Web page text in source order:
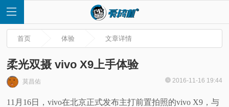
首页 体验 文章详情
柔光双摄 vivo X9上手体验
莫昌佑 2016-11-16 19:44
11月16日，vivo在北京正式发布主打前置拍照的vivo X9，与